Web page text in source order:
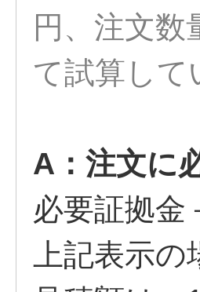
円、注文
て試算して
A：注文に
必要証拠金
上記表示